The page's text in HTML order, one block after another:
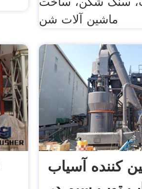
ماشین آلات شن
کننده آسیاب